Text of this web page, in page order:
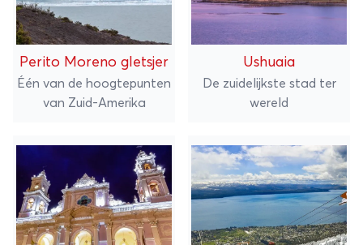
Perito Moreno gletsjer
Één van de hoogtepunten
van Zuid-Amerika
Ushuaia
De zuidelijkste stad ter
wereld